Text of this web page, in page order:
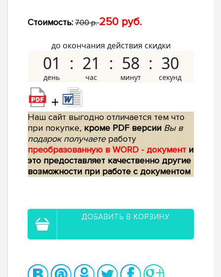
Стоимость: 700 р.250 руб.
до окончания действия скидки
01 21 58 29
+
Наш сайт выгодно отличается тем что
при покупке, кроме PDF версии Вы в
подарок получаетеработу
преобразованную в WORD - документ и
это предоставляет качественно другие
возможности при работе с документом
ДОБАВИТЬ В КОРЗИНУ